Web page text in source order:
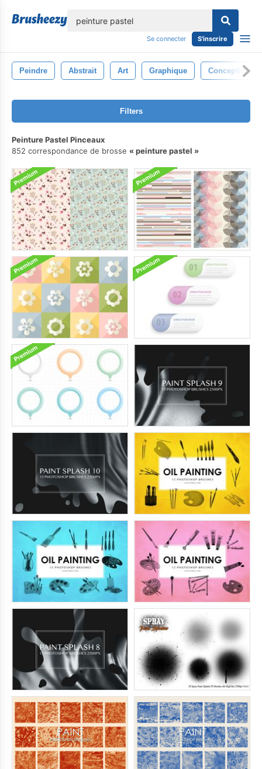
Se connecter S'inscrire
Peindre Abstrait Art Graphique Conception
Filters
Peinture Pastel Pinceaux
852 correspondance de brosse
peinture pastel